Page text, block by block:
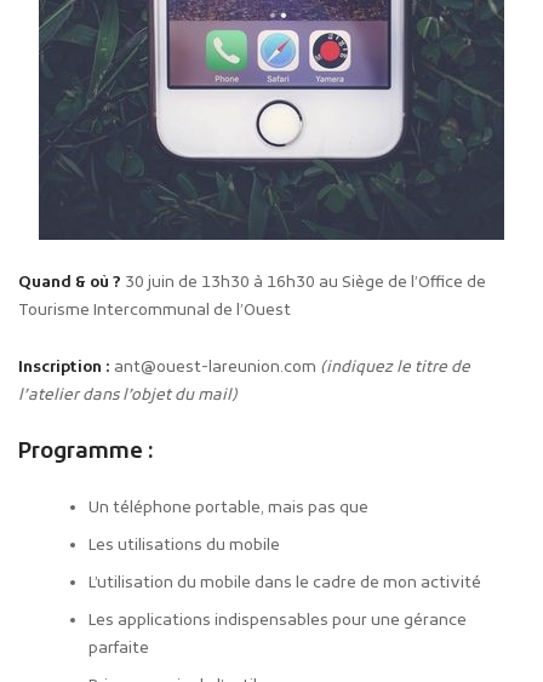
Quand & où ? 30 juin de 13h30 à 16h30 au Siège de l’Office de
Tourisme Intercommunal de l’Ouest
Inscription : ant@ouest-lareunion.com (indiquez le titre de
l’atelier dans l’objet du mail)
Programme :
Un téléphone portable, mais pas que
Les utilisations du mobile
L’utilisation du mobile dans le cadre de mon activité
Les applications indispensables pour une gérance
parfaite